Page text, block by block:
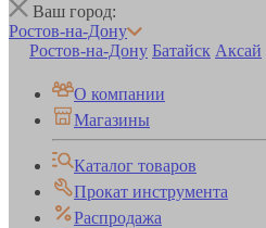
Ваш город:
Ростов-на-Дону
Ростов-на-Дону Батайск Аксай
О компании
Магазины
Каталог товаров
Прокат инструмента
Распродажа